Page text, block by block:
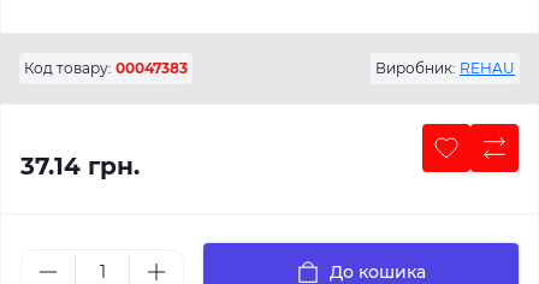
Код товару: 00047383 Виробник: REHAU
37.14 грн.
До кошика